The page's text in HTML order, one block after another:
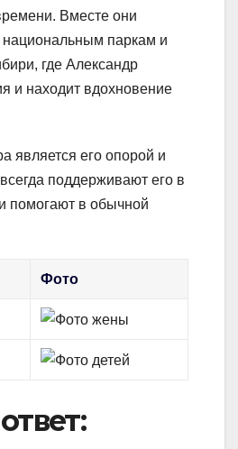
Вместе они
национальным паркам и
где Александр
и находит вдохновение
является его опорой и
поддерживают его в
помогают в обычной
Фото